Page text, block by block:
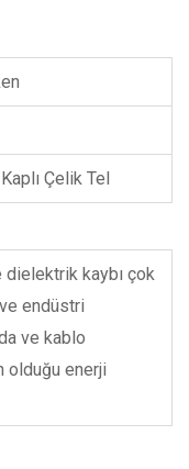
Çelik Tel
dielektrik kaybı çok
endüstri
ve kablo
olduğu enerji